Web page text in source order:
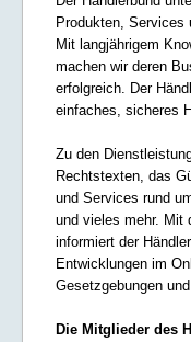
Produkten, Services
Mit langjährigem
machen wir deren
erfolgreich. Der
einfaches, sicheres
Zu den
Rechtstexten, das
und Services rund
und vieles mehr. Mit
informiert der
Entwicklungen im
Gesetzgebungen
Die Mitglieder des